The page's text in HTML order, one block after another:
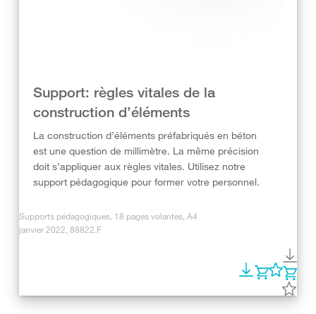
Support: règles vitales de la
construction d’éléments
La construction d’éléments préfabriqués en béton
est une question de millimètre. La même précision
doit s’appliquer aux règles vitales. Utilisez notre
support pédagogique pour former votre personnel.
Supports pédagogiques, 18 pages volantes, A4
janvier 2022, 88822.F